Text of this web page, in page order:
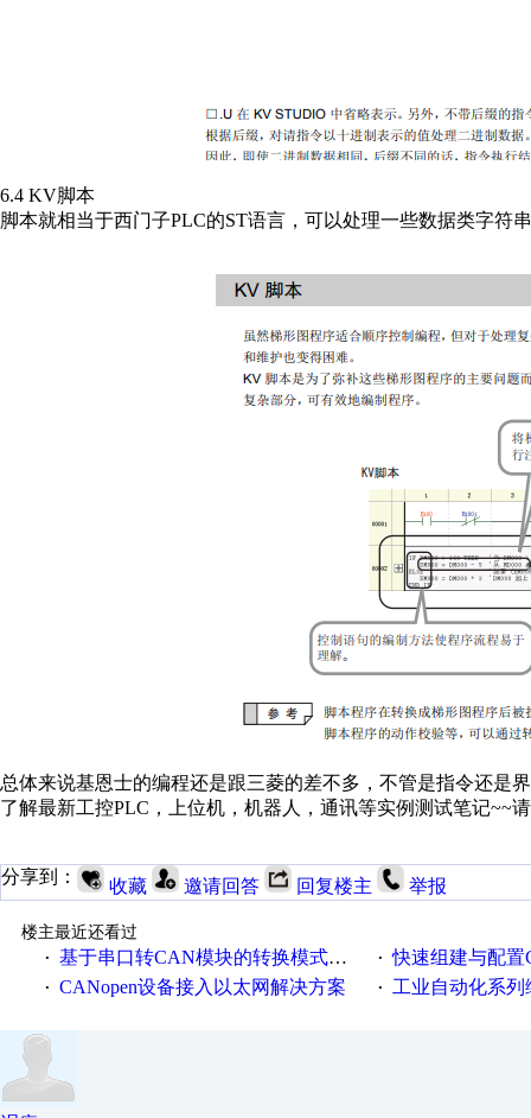
6.4 KV脚本
脚本就相当于西门子PLC的ST语言，可以处理一些数据类字符
总体来说基恩士的编程还是跟三菱的差不多，不管是指令还是
了解最新工控PLC，上位机，机器人，通讯等实例测试笔记~~
分享到： 收藏 邀请回答 回复楼主 举报
楼主最近还看过
· 基于串口转CAN模块的转换模式介绍 · 快速组建与配置
· CANopen设备接入以太网解决方案 · 工业自动化系